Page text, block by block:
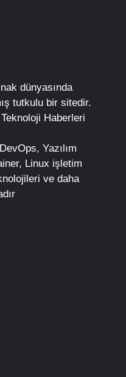
dünyasında
tutkulu bir sitedir.
Teknoloji Haberleri
DevOps, Yazılım
, Linux işletim
ve daha